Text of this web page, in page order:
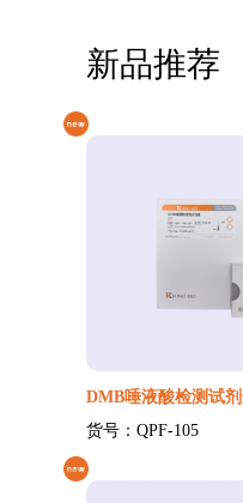
新品推荐
DMB唾液酸检测试
货号：QPF-105